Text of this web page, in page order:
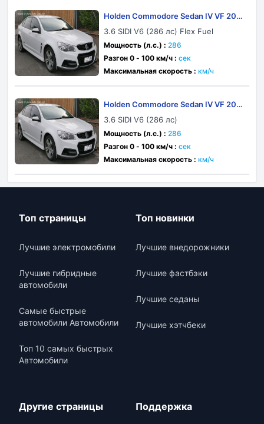
Holden Commodore Sedan IV VF 201
3
3.6 SIDI V6 (286 лс) Flex Fuel
Мощность (л.с.) : 286
Разгон 0 - 100 км/ч : сек
Максимальная скорость : км/ч
Holden Commodore Sedan IV VF 201
4
3.6 SIDI V6 (286 лс)
Мощность (л.с.) : 286
Разгон 0 - 100 км/ч : сек
Максимальная скорость : км/ч
Топ страницы
Лучшие электромобили
Лучшие гибридные
автомобили
Самые быстрые
автомобили Автомобили
Топ 10 самых быстрых
Автомобили
Топ новинки
Лучшие внедорожники
Лучшие фастбэки
Лучшие седаны
Лучшие хэтчбеки
Другие страницы Поддержка